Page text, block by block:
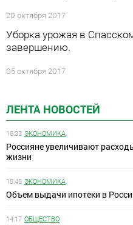
ЛЕНТА НОВОСТЕЙ
16:33 ЭКОНОМИКА
Россияне увеличивают
жизни
15:45 ЭКОНОМИКА
Объем выдачи ипотеки в
14:17 ОБЩЕСТВО
20 октября 2017
Уборка урожая в
завершению.
05 октября 2017